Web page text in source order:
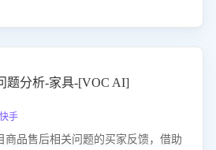
意度。
题分析-家具-[VOC AI]
手
商品售后相关问题的买家反馈，借助